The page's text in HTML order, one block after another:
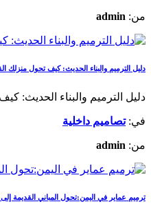
من: admin
دليل الترميم والبناء الحديث: كيف تحول منزلك
دليل الترميم والبناء الحديث:
في:تصاميم داخلية
من: admin
ترميم عماير في اليمن:تحول المباني القديمة